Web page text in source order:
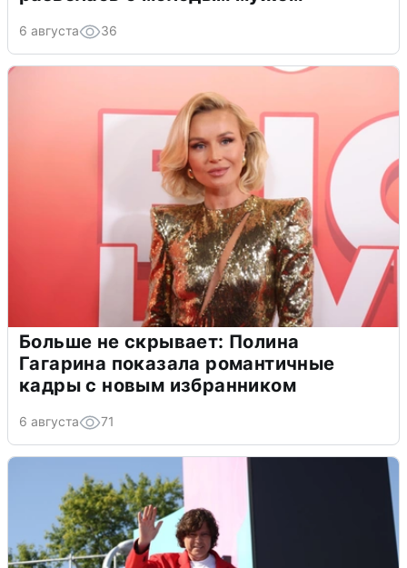
6 августа 36
Больше не скрывает: Полина
Гагарина показала романтичные
кадры с новым избранником
6 августа 71